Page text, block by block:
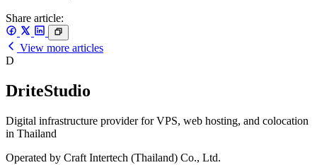
Share article:
View more articles
D
DriteStudio
Digital infrastructure provider for VPS, web hosting, and colocation
in Thailand
Operated by Craft Intertech (Thailand) Co., Ltd.